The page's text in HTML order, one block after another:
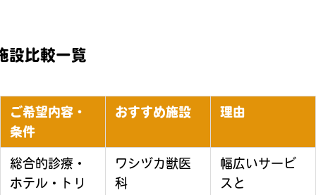
設比較一覧
ご希望内容・
条件
おすすめ施設 理由
総合的診療・
ホテル・トリ
ワシヅカ獣医
科
幅広いサービ
スと